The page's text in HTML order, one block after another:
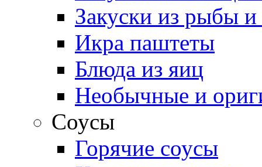
Закуски из рыбы
Икра паштеты
Блюда из яиц
Необычные и
Соусы
Горячие соусы